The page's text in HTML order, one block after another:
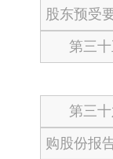
股东预受
第三十
第三十
购股份报